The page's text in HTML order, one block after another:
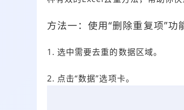
方法一：使用“删除重复项”功
1. 选中需要去重的数据区域。
2. 点击“数据”选项卡。